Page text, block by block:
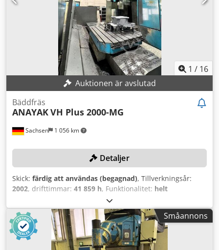
1 / 16
Auktionen är avslutad
Sachsen 1 056 km
Bäddfräs
ANAYAKVH Plus 2000-MG
Detaljer
Skick: färdig att användas (begagnad), Tillverkningsår:
2002, drifttimmar: 41 859 h, Funktionalitet: helt
, rörelseavstånd X-axel:
rörelse:1 500 mm, rörelseavstånd Z-axel:1 500 mm,
styrtillverkare:Heidenhain, TEKNISKA DETALJER Rörelse X-
axel: 2 000 mm Rörelse Y-axel: 1 500 mm Rörelse Z-axel: 1
500 mm Antal stationer: 90 Huvud och rundbord: 1 600 x 1
Småannons